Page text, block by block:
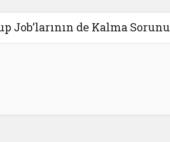
Job’larının de Kalma Sorunu